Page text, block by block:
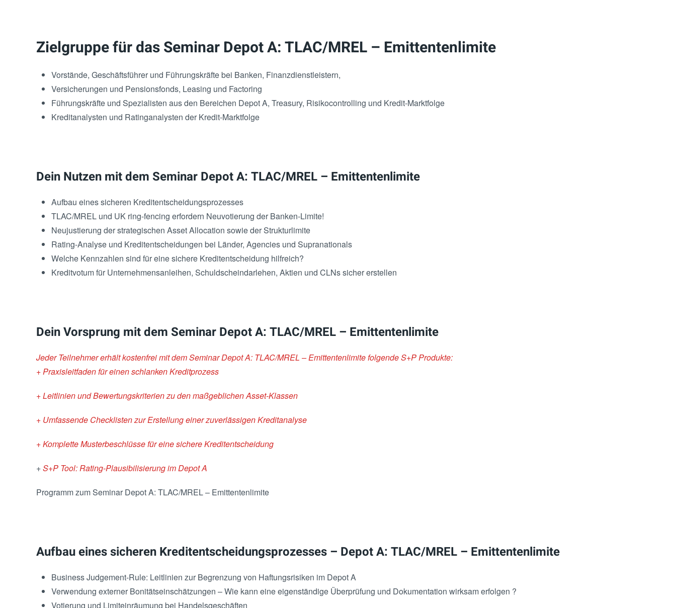
Zielgruppe für das Seminar Depot A: TLAC/MREL – Emittentenlimite
Vorstände, Geschäftsführer und Führungskräfte bei Banken, Finanzdienstleistern,
Versicherungen und Pensionsfonds, Leasing und Factoring
Führungskräfte und Spezialisten aus den Bereichen Depot A, Treasury, Risikocontrolling und Kredit-Marktfolge
Kreditanalysten und Ratinganalysten der Kredit-Marktfolge
Dein Nutzen mit dem Seminar Depot A: TLAC/MREL – Emittentenlimite
Aufbau eines sicheren Kreditentscheidungsprozesses
TLAC/MREL und UK ring-fencing erfordern Neuvotierung der Banken-Limite!
Neujustierung der strategischen Asset Allocation sowie der Strukturlimite
Rating-Analyse und Kreditentscheidungen bei Länder, Agencies und Supranationals
Welche Kennzahlen sind für eine sichere Kreditentscheidung hilfreich?
Kreditvotum für Unternehmensanleihen, Schuldscheindarlehen, Aktien und CLNs sicher erstellen
Dein Vorsprung mit dem Seminar Depot A: TLAC/MREL – Emittentenlimite
Jeder Teilnehmer erhält kostenfrei mit dem Seminar Depot A: TLAC/MREL – Emittentenlimite folgende S+P Produkte:
+ Praxisleitfaden für einen schlanken Kreditprozess
+ Leitlinien und Bewertungskriterien zu den maßgeblichen Asset-Klassen
+ Umfassende Checklisten zur Erstellung einer zuverlässigen Kreditanalyse
+ Komplette Musterbeschlüsse für eine sichere Kreditentscheidung
+S+P Tool: Rating-Plausibilisierung im Depot A
Programm zum Seminar Depot A: TLAC/MREL – Emittentenlimite
Aufbau eines sicheren Kreditentscheidungsprozesses – Depot A: TLAC/MREL – Emittentenlimite
Business Judgement-Rule: Leitlinien zur Begrenzung von Haftungsrisiken im Depot A
Verwendung externer Bonitätseinschätzungen – Wie kann eine eigenständige Überprüfung und Dokumentation wirksam erfolgen ?
Votierung und Limiteinräumung bei Handelsgeschäften